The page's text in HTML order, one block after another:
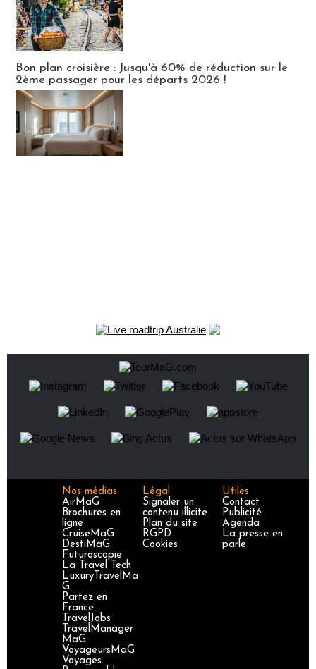
Bon plan croisière : Jusqu'à 60% de réduction sur le
2ème passager pour les départs 2026 !
Nos médias
AirMaG
Brochures en
ligne
CruiseMaG
DestiMaG
Futuroscopie
La Travel Tech
LuxuryTravelMa
G
Partez en
France
TravelJobs
TravelManager
MaG
VoyageursMaG
Voyages
Légal
Signaler un
contenu illicite
Plan du site
RGPD
Cookies
Utiles
Contact
Publicité
Agenda
La presse en
parle